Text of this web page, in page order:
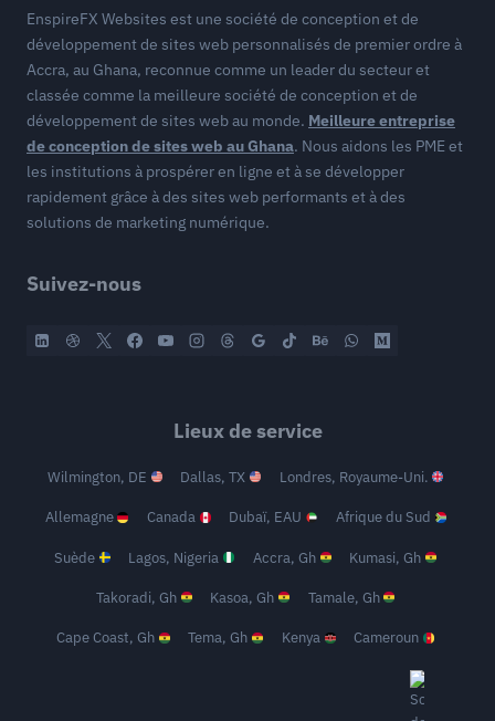
EnspireFX Websites est une société de conception et de
développement de sites web personnalisés de premier ordre à
Accra, au Ghana, reconnue comme un leader du secteur et
classée comme la meilleure société de conception et de
développement de sites web au monde. Meilleure entreprise
de conception de sites web au Ghana. Nous aidons les PME et
les institutions à prospérer en ligne et à se développer
rapidement grâce à des sites web performants et à des
solutions de marketing numérique.
Suivez-nous
Lieux de service
Wilmington, DE Dallas, TX Londres, Royaume-Uni.
Allemagne Canada Dubaï, EAU Afrique du Sud
Suède Lagos, Nigeria Accra, Gh Kumasi, Gh
Takoradi, Gh Kasoa, Gh Tamale, Gh
Cape Coast, Gh Tema, Gh Kenya Cameroun